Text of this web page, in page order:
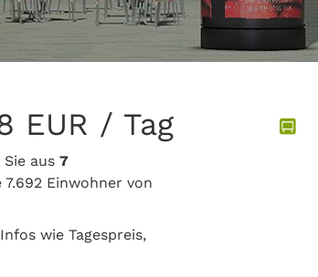
EUR / Tag
aus 7
7.692 Einwohner von
wie Tagespreis,